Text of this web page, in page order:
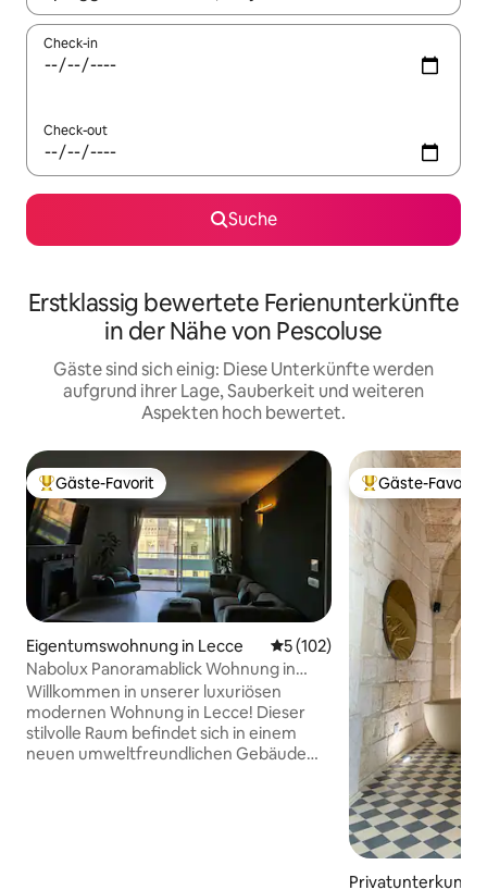
Check-in
Check-out
Suche
Erstklassig bewertete Ferienunterkünfte
in der Nähe von Pescoluse
Gäste sind sich einig: Diese Unterkünfte werden
aufgrund ihrer Lage, Sauberkeit und weiteren
Aspekten hoch bewertet.
Beliebter Gäste-Favorit.
Gäste-Favorit
Eigentumswohnung in Lecce Durchschnittliche
5 (102)
Nabolux Panoramablick Wohnung in
Lecce
Willkommen in unserer luxuriösen
modernen Wohnung in Lecce! Dieser
stilvolle Raum befindet sich in einem
neuen umweltfreundlichen Gebäude
Beliebter Gäste-
Gäste-Favorit
Privatunterkunft